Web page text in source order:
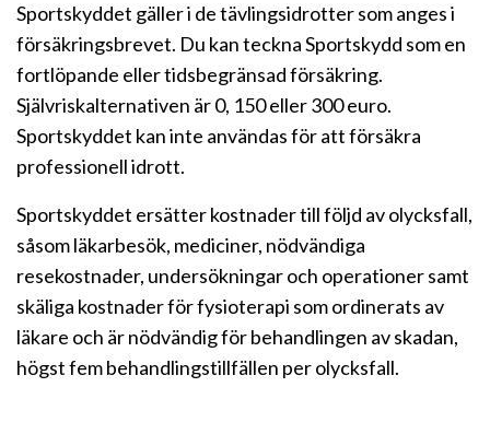
Sportskyddet gäller i de tävlingsidrotter som anges i
försäkringsbrevet. Du kan teckna Sportskydd som en
fortlöpande eller tidsbegränsad försäkring.
Självriskalternativen är 0, 150 eller 300 euro.
Sportskyddet kan inte användas för att försäkra
professionell idrott.
Sportskyddet ersätter kostnader till följd av olycksfall,
såsom läkarbesök, mediciner, nödvändiga
resekostnader, undersökningar och operationer samt
skäliga kostnader för fysioterapi som ordinerats av
läkare och är nödvändig för behandlingen av skadan,
högst fem behandlingstillfällen per olycksfall.